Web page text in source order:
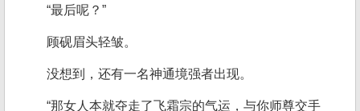
“最后呢？”
顾砚眉头轻皱。
没想到，还有一名神通境强者出现。
“那女人本就夺走了飞霜宗的气运，与你师尊交手